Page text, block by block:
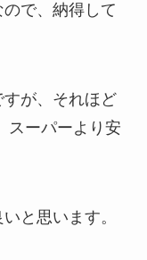
で、納得して
が、それほど
スーパーより安
と思います。